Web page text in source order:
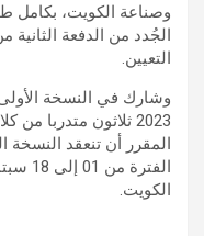
وصناعة الكويت، بكامل
الجُدد من الدفعة
التعيين.
وشارك في النسخة
2023 ثلاثون متدربا
المقرر أن تنعقد النسخة
الكويت.